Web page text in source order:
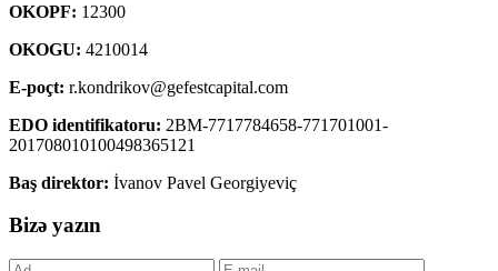
OKOPF: 12300
OKOGU: 4210014
E-poçt: r.kondrikov@gefestcapital.com
EDO identifikatoru: 2BM-7717784658-771701001-
201708010100498365121
Baş direktor: İvanov Pavel Georgiyeviç
Bizə yazın